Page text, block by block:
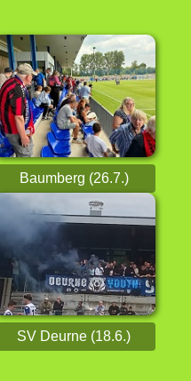
Baumberg (26.7.)
SV Deurne (18.6.)